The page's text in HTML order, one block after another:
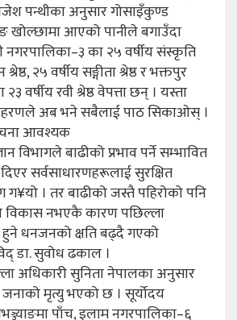
पन्थीका अनुसार गोसाइँकुण्ड
खोल्छामा आएको पानीले बगाउँदा
नगरपालिका–३ का २५ वर्षीय संस्कृति
२५ वर्षीय सङ्गीता श्रेष्ठ र भक्तपुर
वर्षीय रवी श्रेष्ठ वेपत्ता छन् । यस्ता
अब भने सबैलाई पाठ सिकाओस् ।
आवश्यक
विभागले बाढीको प्रभाव पर्ने सम्भावित
सर्वसाधारणहरूलाई सुरक्षित
ग¥यो । तर बाढीको जस्तै पहिरोको पनि
विकास नभएकै कारण पछिल्ला
हुने धनजनको क्षति बढ्दै गएको
डा. सुवोध ढकाल ।
अधिकारी सुनिता नेपालका अनुसार
मृत्यु भएको छ । सूर्योदय
पाँच, इलाम नगरपालिका–६